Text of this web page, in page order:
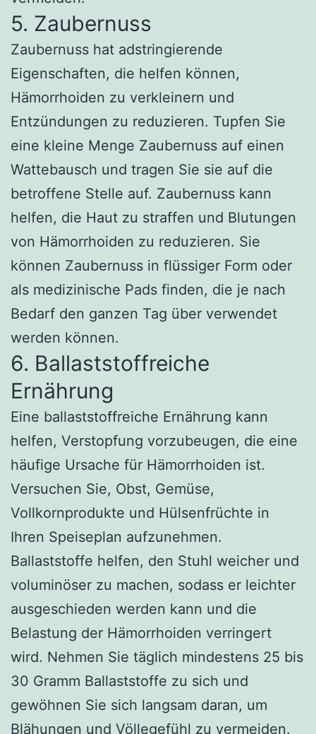
5. Zaubernuss
Zaubernuss hat adstringierende
Eigenschaften, die helfen können,
Hämorrhoiden zu verkleinern und
Entzündungen zu reduzieren. Tupfen Sie
eine kleine Menge Zaubernuss auf einen
Wattebausch und tragen Sie sie auf die
betroffene Stelle auf. Zaubernuss kann
helfen, die Haut zu straffen und Blutungen
von Hämorrhoiden zu reduzieren. Sie
können Zaubernuss in flüssiger Form oder
als medizinische Pads finden, die je nach
Bedarf den ganzen Tag über verwendet
werden können.
6. Ballaststoffreiche
Ernährung
Eine ballaststoffreiche Ernährung kann
helfen, Verstopfung vorzubeugen, die eine
häufige Ursache für Hämorrhoiden ist.
Versuchen Sie, Obst, Gemüse,
Vollkornprodukte und Hülsenfrüchte in
Ihren Speiseplan aufzunehmen.
Ballaststoffe helfen, den Stuhl weicher und
voluminöser zu machen, sodass er leichter
ausgeschieden werden kann und die
Belastung der Hämorrhoiden verringert
wird. Nehmen Sie täglich mindestens 25 bis
30 Gramm Ballaststoffe zu sich und
gewöhnen Sie sich langsam daran, um
Blähungen und Völlegefühl zu vermeiden.